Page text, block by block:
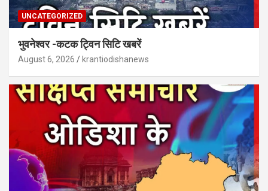
UNCATEGORIZED
भुवनेश्वर -कटक ट्विन सिटि खबरें
August 6, 2026 krantiodishanews